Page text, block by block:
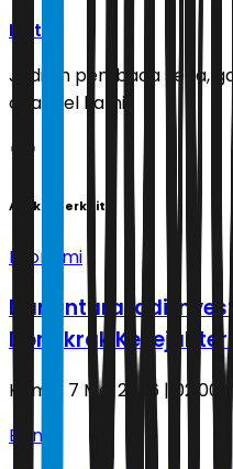
Ikuti
Jadilah pembaca setia,
channel kami!
Artikel Terkait
Ekonomi
Danantara jadi
Dongkrak
Kamis, 7 Mei 2026 | 02.00
Bisnis